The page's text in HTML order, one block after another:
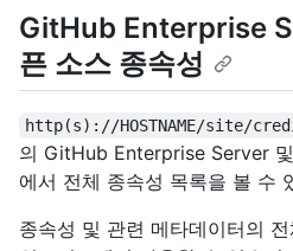
GitHub Enterprise
픈 소스 종속성
http(s)://HOSTNAME/site/
의 GitHub Enterprise Server
에서 전체 종속성 목록을 볼 수
종속성 및 관련 메타데이터의